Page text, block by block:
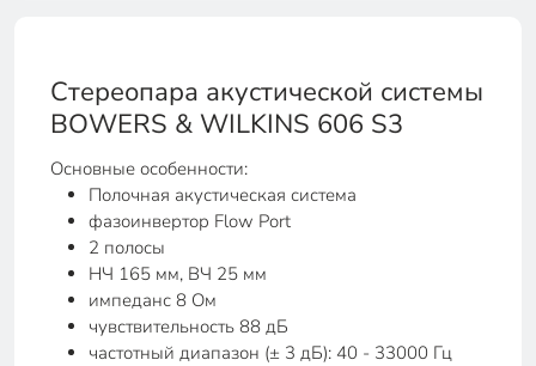
Стереопара акустической системы
BOWERS & WILKINS 606 S3
Основные особенности:
Полочная акустическая система
фазоинвертор Flow Port
2 полосы
НЧ 165 мм, ВЧ 25 мм
импеданс 8 Ом
чувствительность 88 дБ
частотный диапазон (± 3 дБ): 40 - 33000 Гц